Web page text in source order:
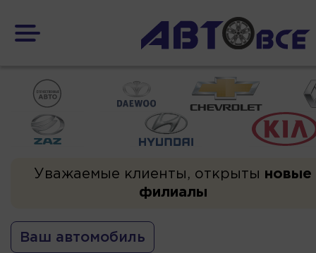
Уважаемые клиенты, открыты новые
филиалы
Ваш автомобиль